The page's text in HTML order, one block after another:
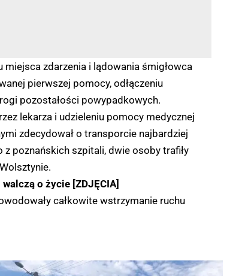
miejsca zdarzenia i lądowania śmigłowca
pierwszej pomocy, odłączeniu
pozostałości powypadkowych.
lekarza i udzieleniu pomocy medycznej
zdecydował o transporcie najbardziej
poznańskich szpitali, dwie osoby trafiły
o życie [ZDJĘCIA]
całkowite wstrzymanie ruchu